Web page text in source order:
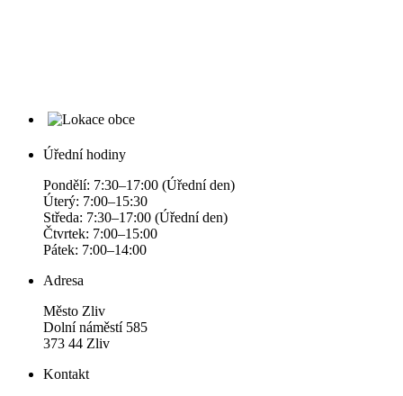
Úřední hodiny
Pondělí: 7:30–17:00 (Úřední den)
Úterý: 7:00–15:30
Středa: 7:30–17:00 (Úřední den)
Čtvrtek: 7:00–15:00
Pátek: 7:00–14:00
Adresa
Město Zliv
Dolní náměstí 585
373 44 Zliv
Kontakt